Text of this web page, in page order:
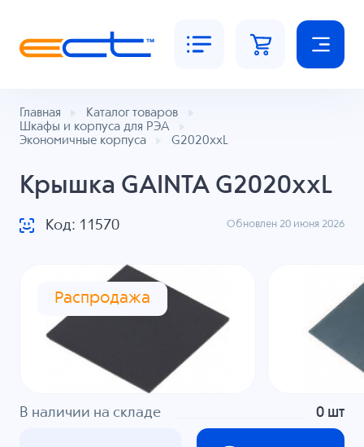
Главная
Каталог товаров
Шкафы и корпуса для РЭА
Экономичные корпуса
G2020xxL
Крышка GAINTA G2020xxL
Код: 11570 Обновлен 20 июня 2026
Распродажа
В наличии на складе 0 шт